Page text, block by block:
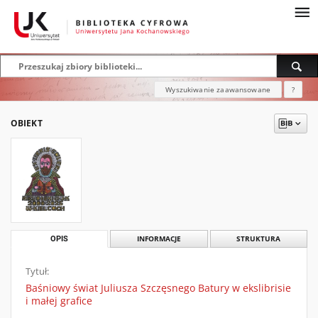
Wyszukiwanie zaawansowane ?
OBIEKT
OPIS INFORMACJE STRUKTURA
Tytuł:
Baśniowy świat Juliusza Szczęsnego Batury w ekslibrisie
i małej grafice